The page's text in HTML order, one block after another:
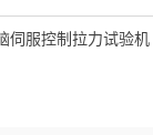
伺服控制拉力试验机